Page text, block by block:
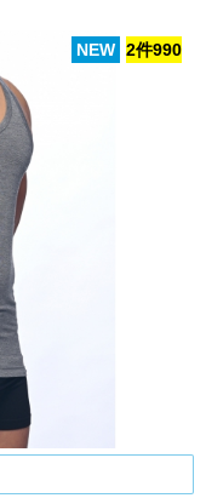
NEW 2件990